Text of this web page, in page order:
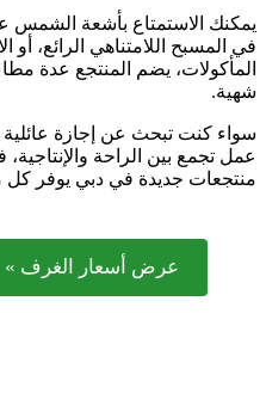
يمكنك الاستمتاع بأشعة الشمس
في المسبح اللامتناهي الرائع،
المأكولات، يضم المنتجع عدة
شهية.
سواء كنت تبحث عن إجازة عائلية
عمل تجمع بين الراحة
منتجعات جديدة في دبي يوفر كل
عرض أسعار الغرف »